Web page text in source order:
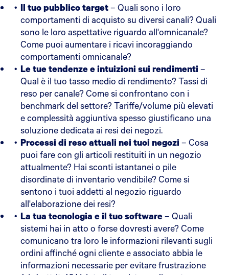
Il tuo pubblico target– Quali sono i loro
comportamenti di acquisto su diversi canali? Quali
sono le loro aspettative riguardo all'omnicanale?
Come puoi aumentare i ricavi incoraggiando
comportamenti omnicanale?
Le tue tendenze e intuizioni sui rendimenti–
Qual è il tuo tasso medio di rendimento? Tassi di
reso per canale? Come si confrontano con i
benchmark del settore? Tariffe/volume più elevati
e complessità aggiuntiva spesso giustificano una
soluzione dedicata ai resi dei negozi.
Processi di reso attuali nei tuoi negozi– Cosa
puoi fare con gli articoli restituiti in un negozio
attualmente? Hai sconti istantanei o pile
disordinate di inventario vendibile? Come si
sentono i tuoi addetti al negozio riguardo
all'elaborazione dei resi?
La tua tecnologia e il tuo software– Quali
sistemi hai in atto o forse dovresti avere? Come
comunicano tra loro le informazioni rilevanti sugli
ordini affinché ogni cliente e associato abbia le
informazioni necessarie per evitare frustrazione